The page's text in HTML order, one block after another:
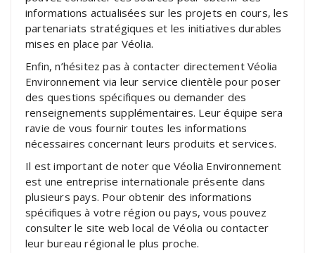
informations actualisées sur les projets en cours, les
partenariats stratégiques et les initiatives durables
mises en place par Véolia.
Enfin, n’hésitez pas à contacter directement Véolia
Environnement via leur service clientèle pour poser
des questions spécifiques ou demander des
renseignements supplémentaires. Leur équipe sera
ravie de vous fournir toutes les informations
nécessaires concernant leurs produits et services.
Il est important de noter que Véolia Environnement
est une entreprise internationale présente dans
plusieurs pays. Pour obtenir des informations
spécifiques à votre région ou pays, vous pouvez
consulter le site web local de Véolia ou contacter
leur bureau régional le plus proche.